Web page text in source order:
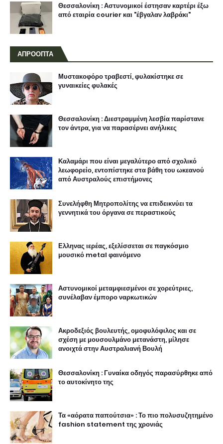
Θεσσαλονίκη : Αστυνομικοί έστησαν καρτέρι έξω
από εταιρία courier και "έβγαλαν λαβράκι"
ΑΠΡΟΟΠΤΑ
Μυστακοφόρο τραβεστί, φυλακίστηκε σε
γυναικείες φυλακές
Θεσσαλονίκη : Διεστραμμένη λεσβία παρίστανε
τον άντρα, για να παρασέρνει ανήλικες
Καλαμάρι που είναι μεγαλύτερο από σχολικό
λεωφορείο, εντοπίστηκε στα βάθη του ωκεανού
από Αυστραλούς επιστήμονες
Συνελήφθη Μητροπολίτης να επιδεικνύει τα
γεννητικά του όργανα σε περαστικούς
Ελληνας ιερέας, εξελίσσεται σε παγκόσμιο
μουσικό metal φαινόμενο
Αστυνομικοί μεταμφιεσμένοι σε χορεύτριες,
συνέλαβαν έμπορο ναρκωτικών
Ακροδεξιός βουλευτής, ομοφυλόφιλος και σε
σχέση με μουσουλμάνο μετανάστη, μίλησε
ανοιχτά στην Αυστραλιανή Βουλή
Θεσσαλονίκη : Γυναίκα οδηγός παρασύρθηκε από
το αυτοκίνητο της
Τα «αόρατα παπούτσια» : Το πιο πολυσυζητημένο
fashion statement της χρονιάς